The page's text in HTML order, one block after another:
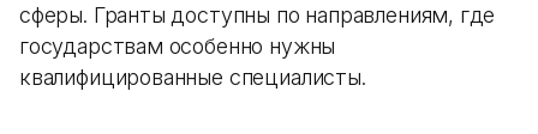
сферы. Гранты доступны по направлениям, где
государствам особенно нужны
квалифицированные специалисты.